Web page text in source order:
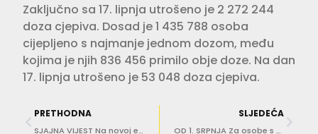
Zaključno sa 17. lipnja utrošeno je 2 272 244
doza cjepiva. Dosad je 1 435 788 osoba
cijepljeno s najmanje jednom dozom, među
kojima je njih 836 456 primilo obje doze. Na dan
17. lipnja utrošeno je 53 048 doza cjepiva.
PRETHODNA
SJAJNA VIJEST Na novoj epidemiološkoj karti Europe Hrvatska više nije u ‘crvenom’
SLJEDEĆA
OD 1. SRPNJA Za osobe s COVID potvrdama ukida se niz ograničenja, na taracama se smiju posluživati samo sjedeći gosti